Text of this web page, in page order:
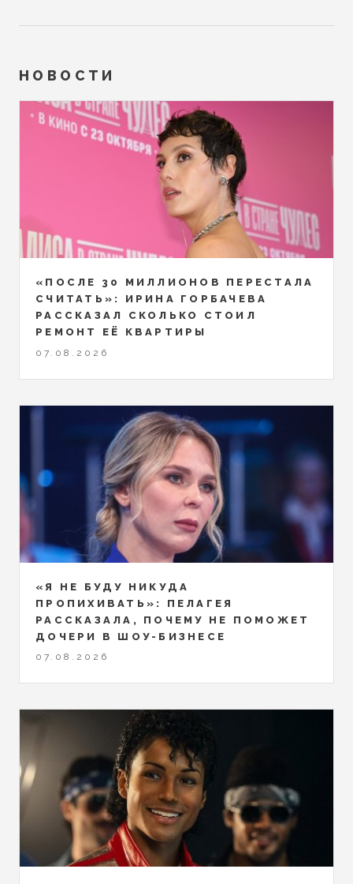
НОВОСТИ
«ПОСЛЕ 30 МИЛЛИОНОВ ПЕРЕСТАЛА
СЧИТАТЬ»: ИРИНА ГОРБАЧЕВА
РАССКАЗАЛ СКОЛЬКО СТОИЛ
РЕМОНТ ЕЁ КВАРТИРЫ
07.08.2026
«Я НЕ БУДУ НИКУДА
ПРОПИХИВАТЬ»: ПЕЛАГЕЯ
РАССКАЗАЛА, ПОЧЕМУ НЕ ПОМОЖЕТ
ДОЧЕРИ В ШОУ-БИЗНЕСЕ
07.08.2026